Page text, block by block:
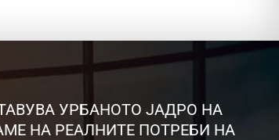
УРБАНОТО ЈАДРО НА
НА РЕАЛНИТЕ ПОТРЕБИ НА